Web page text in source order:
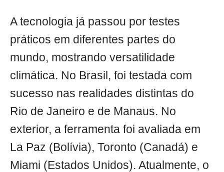
A tecnologia já passou por testes
práticos em diferentes partes do
mundo, mostrando versatilidade
climática. No Brasil, foi testada com
sucesso nas realidades distintas do
Rio de Janeiro e de Manaus. No
exterior, a ferramenta foi avaliada em
La Paz (Bolívia), Toronto (Canadá) e
Miami (Estados Unidos). Atualmente, o